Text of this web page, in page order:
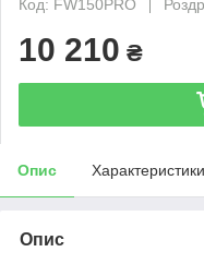
Код: FW150PRO
10 210 ₴
Опис Характеристики
Опис